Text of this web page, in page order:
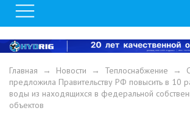
Главная → Новости → Теплоснабжение →
предложила Правительству РФ повысить в 10
воды из находящихся в федеральной
объектов